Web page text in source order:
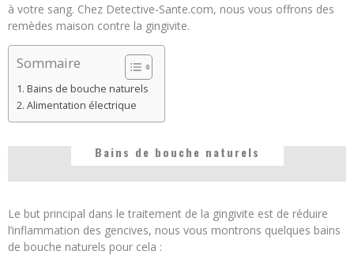
à votre sang. Chez Detective-Sante.com, nous vous offrons des
remèdes maison contre la gingivite.
Sommaire
Bains de bouche naturels
Alimentation électrique
Bains de bouche naturels
Le but principal dans le traitement de la gingivite est de réduire
l’inflammation des gencives, nous vous montrons quelques bains
de bouche naturels pour cela :